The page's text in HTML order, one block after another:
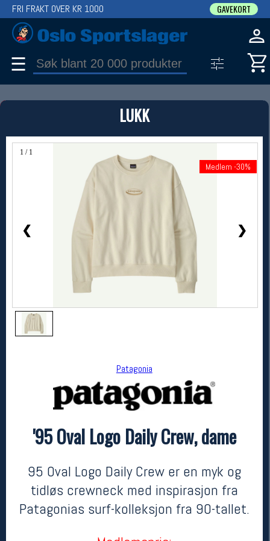
LUKK
1 / 1
❮ ❯
Medlem -30%
Patagonia
'95 Oval Logo Daily Crew, dame
95 Oval Logo Daily Crew er en myk og
tidløs crewneck med inspirasjon fra
Patagonias surf-kolleksjon fra 90-tallet.
FRI FRAKT OVER KR 1000 GAVEKORT
☰
PRODUKT
Produkter (1)
Bruk filter til å spisse søket
Patagonia
'95 Oval Logo Daily Crew, dame
1399,- MEDLEM:979,-